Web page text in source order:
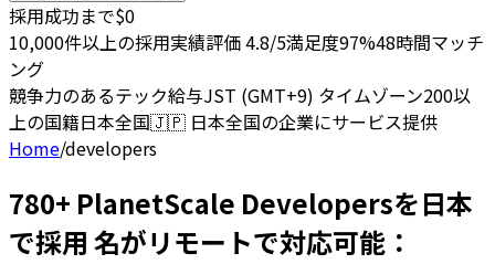
採用成功まで$0
10,000件以上の採用実績評価 4.8/5満足度97%48時間マッチ
ング
競争力のあるテック給与JST (GMT+9) タイムゾーン200以
上の国籍日本全国🇯🇵 日本全国の企業にサービス提供
Home/developers
780+ PlanetScale Developersを日本
で採用 名がリモートで対応可能：